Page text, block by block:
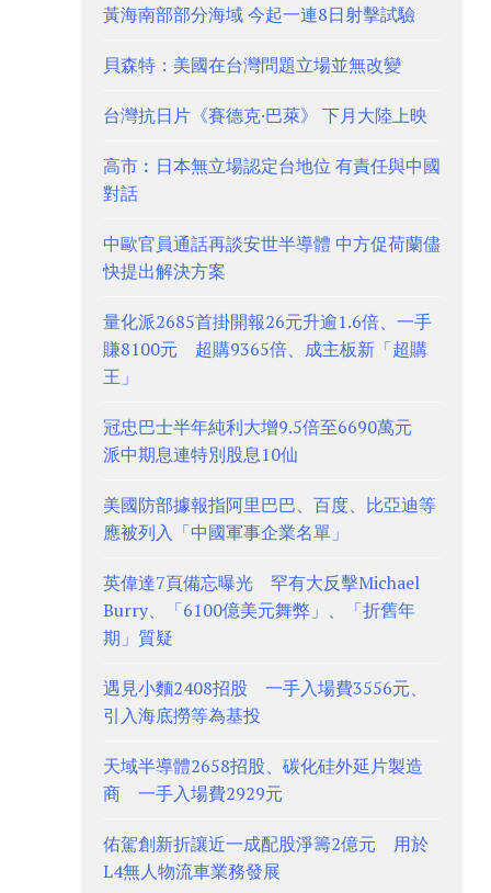
黃海南部部分海域 今起一連8日射擊試驗
貝森特：美國在台灣問題立場並無改變
台灣抗日片《賽德克·巴萊》 下月大陸上映
高市︰日本無立場認定台地位 有責任與中國
對話
中歐官員通話再談安世半導體 中方促荷蘭儘
快提出解決方案
量化派2685首掛開報26元升逾1.6倍、一手
賺8100元 超購9365倍、成主板新「超購
王」
冠忠巴士半年純利大增9.5倍至6690萬元
派中期息連特別股息10仙
美國防部據報指阿里巴巴、百度、比亞迪等
應被列入「中國軍事企業名單」
英偉達7頁備忘曝光 罕有大反擊Michael
Burry、「6100億美元舞弊」、「折舊年
期」質疑
遇見小麵2408招股 一手入場費3556元、
引入海底撈等為基投
天域半導體2658招股、碳化硅外延片製造
商 一手入場費2929元
佑駕創新折讓近一成配股淨籌2億元 用於
L4無人物流車業務發展